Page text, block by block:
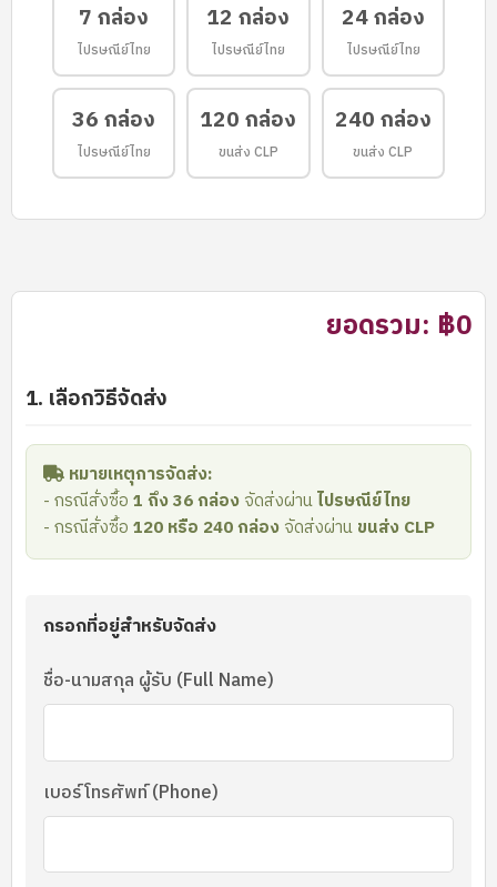
7 กล่อง
ไปรษณีย์ไทย
12 กล่อง
ไปรษณีย์ไทย
24 กล่อง
ไปรษณีย์ไทย
36 กล่อง
ไปรษณีย์ไทย
120 กล่อง
ขนส่ง CLP
240 กล่อง
ขนส่ง CLP
ยอดรวม: ฿0
1. เลือกวิธีจัดส่ง
หมายเหตุการจัดส่ง:
- กรณีสั่งซื้อ 1 ถึง 36 กล่อง จัดส่งผ่านไปรษณีย์ไทย
- กรณีสั่งซื้อ 120 หรือ 240 กล่อง จัดส่งผ่าน ขนส่ง CLP
กรอกที่อยู่สำหรับจัดส่ง
ชื่อ-นามสกุล ผู้รับ (Full Name)
เบอร์โทรศัพท์ (Phone)